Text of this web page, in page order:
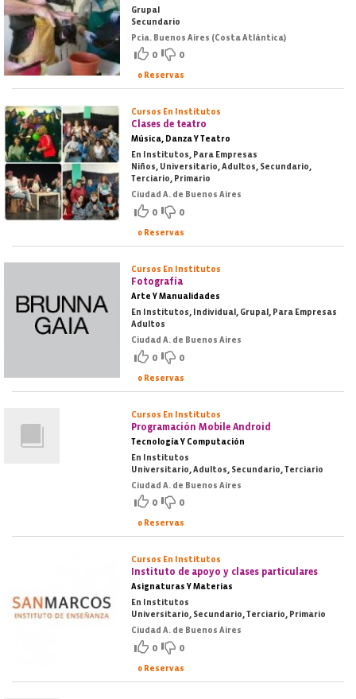
Grupal
Secundario
Pcia. Buenos Aires (Costa Atlántica)
0 0
0 Reservas
Cursos En Institutos
Clases de teatro
Música, Danza Y Teatro
En Institutos, Para Empresas
Niños, Universitario, Adultos, Secundario,
Terciario, Primario
Ciudad A. de Buenos Aires
0 0
0 Reservas
Cursos En Institutos
Fotografía
Arte Y Manualidades
En Institutos, Individual, Grupal, Para Empresas
Adultos
Ciudad A. de Buenos Aires
0 0
0 Reservas
Cursos En Institutos
Programación Mobile Android
Tecnología Y Computación
En Institutos
Universitario, Adultos, Secundario, Terciario
Ciudad A. de Buenos Aires
0 0
0 Reservas
Cursos En Institutos
Instituto de apoyo y clases particulares
Asignaturas Y Materias
En Institutos
Universitario, Secundario, Terciario, Primario
Ciudad A. de Buenos Aires
0 0
0 Reservas